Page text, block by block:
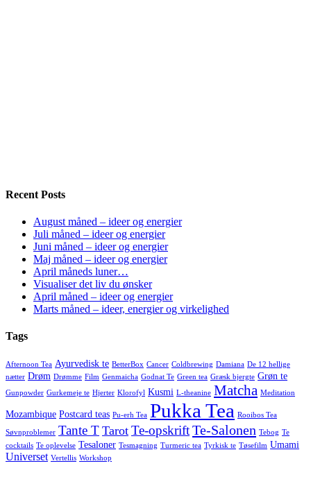
Recent Posts
August måned – ideer og energier
Juli måned – ideer og energier
Juni måned – ideer og energier
Maj måned – ideer og energier
April måneds luner…
Visualiser det liv du ønsker
April måned – ideer og energier
Marts måned – ideer, energier og virkelighed
Tags
Afternoon Tea Ayurvedisk te BetterBox Cancer Coldbrewing Damiana De 12 hellige
nætter Drøm Drømme Film Genmaicha Godnat Te Green tea Græsk bjergte Grøn te
Gunpowder Gurkemeje te Hjerter Klorofyl Kusmi L-theanine Matcha Meditation
Mozambique Postcard teas Pu-erh Tea Pukka Tea Rooibos Tea
Søvnproblemer Tante T Tarot Te-opskriftTe-Salonen Tebog Te
cocktails Te oplevelse Tesaloner Tesmagning Turmeric tea Tyrkisk te Tøsefilm Umami
Universet Vertellis Workshop